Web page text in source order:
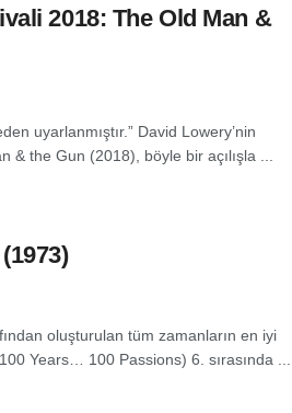
2018: The Old Man &
uyarlanmıştır.” David Lowery’nin
the Gun (2018), böyle bir açılışla ...
oluşturulan tüm zamanların en iyi
Years… 100 Passions) 6. sırasında ...